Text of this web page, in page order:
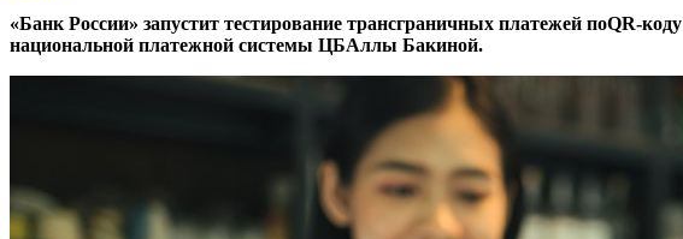
«Банк России» запустит тестирование трансграничных платежей поQR-коду
национальной платежной системы ЦБАллы Бакиной.